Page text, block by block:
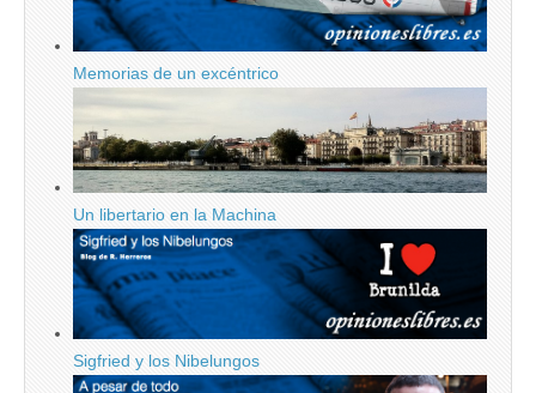
Memorias de un excéntrico
Un libertario en la Machina
Sigfried y los Nibelungos